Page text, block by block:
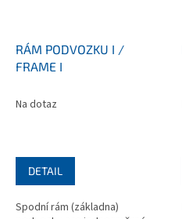
RÁM PODVOZKU I /
FRAME I
Na dotaz
DETAIL
Spodní rám (základna)